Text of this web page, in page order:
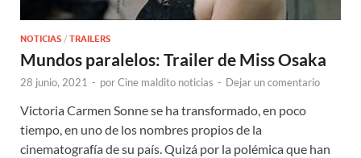
NOTICIAS / TRAILERS
Mundos paralelos: Trailer de Miss Osaka
28 junio, 2021 - porCine maldito noticias - Dejar un comentario
Victoria Carmen Sonne se ha transformado, en poco
tiempo, en uno de los nombres propios de la
cinematografía de su país. Quizá por la polémica que han